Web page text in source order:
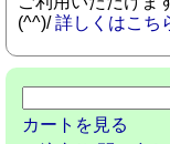
(^^)/詳しくはこち
カートを見る